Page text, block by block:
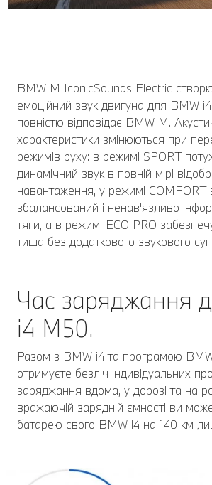
BMW M IconicSounds Electric
емоційний звук двигуна для BMW
повністю відповідає BMW M.
характеристики змінюються при
режимів руху: в режимі SPORT
динамічний звук в повній мірі
навантаження, у режимі COMFORT
збалансований і ненав'язливо
тяги, а в режимі ECO PRO
тиша без додаткового звукового
Час заряджання
i4 M50.
Разом з BMW i4 та програмою
отримуєте безліч індивідуальних
заряджання вдома, у дорозі та на
вражаючій зарядній ємності ви
батарею свого BMW i4 на 140 км